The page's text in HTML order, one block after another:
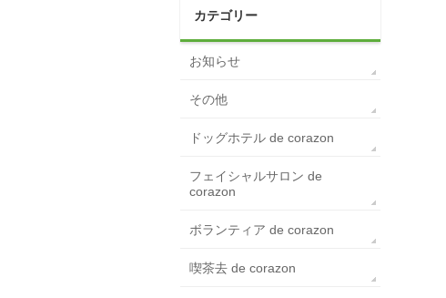
カテゴリー
お知らせ
その他
ドッグホテル de corazon
フェイシャルサロン de
corazon
ボランティア de corazon
喫茶去 de corazon